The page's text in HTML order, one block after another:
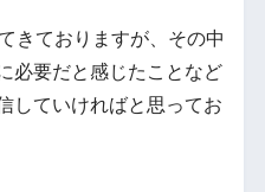
きておりますが、その中
必要だと感じたことなど
していければと思ってお